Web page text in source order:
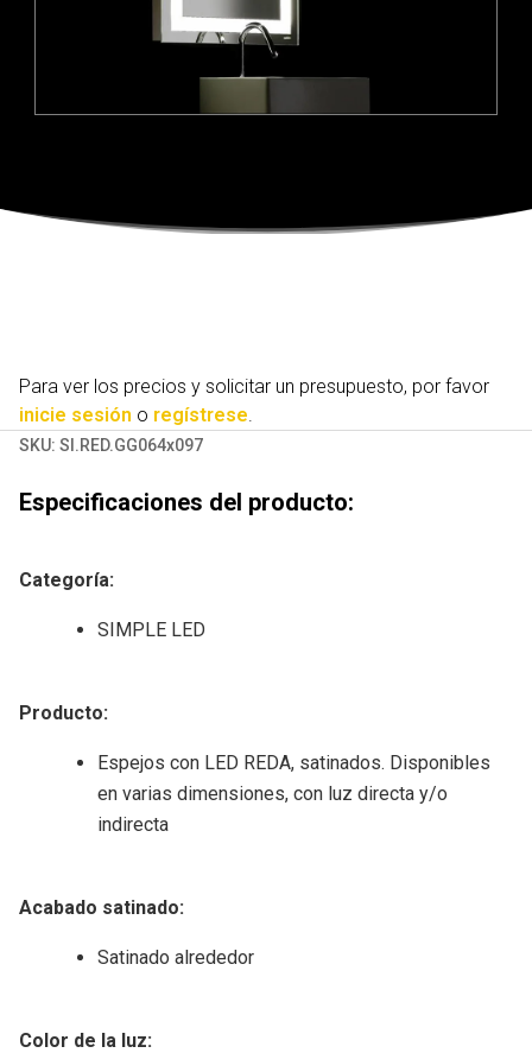
Para ver los precios y solicitar un presupuesto, por favor
inicie sesión o regístrese
SKU: SI.RED.GG064x097
Especificaciones del producto:
Categoría:
SIMPLE LED
Producto:
Espejos con LED REDA, satinados. Disponibles
en varias dimensiones, con luz directa y/o
indirecta
Acabado satinado:
Satinado alrededor
Color de la luz: